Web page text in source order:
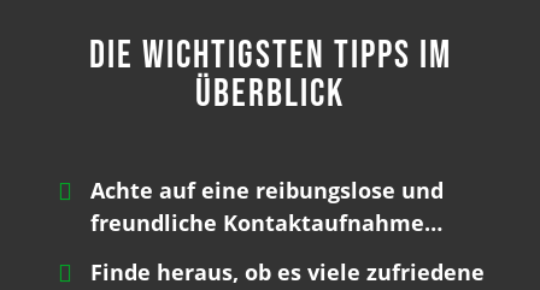
Die wichtigsten Tipps im
Überblick
Achte auf eine reibungslose und
freundliche Kontaktaufnahme…
Finde heraus, ob es viele zufriedene